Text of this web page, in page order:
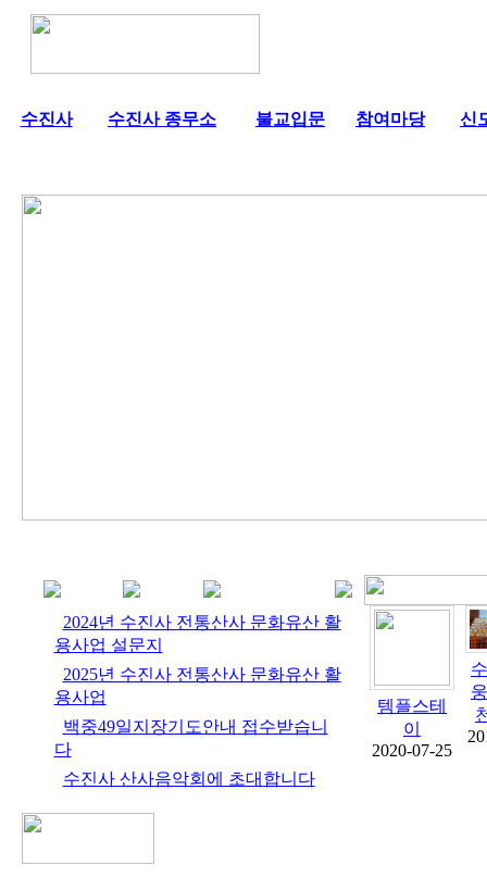
수진사 수진사 종무소 불교입문 참여마당 신
2024년 수진사 전통산사 문화유산 활
용사업 설문지
2025년 수진사 전통산사 문화유산 활
용사업
백중49일지장기도안내 접수받습니
다
수진사 산사음악회에 초대합니다
템플스테
이
2020-07-25